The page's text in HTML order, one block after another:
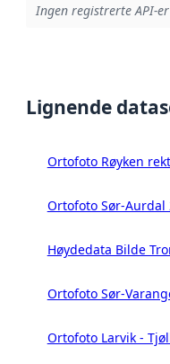
Ingen registrerte API-
Lignende
Ortofoto Røyken
Ortofoto Sør-Aurdal
Høydedata Bilde
Ortofoto Sør-
Ortofoto Larvik -